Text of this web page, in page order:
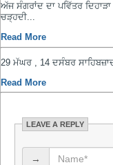
ਅੱਜ ਸੰਗਰਾਂਦ ਦਾ ਪਵਿੱਤਰ
ਚੜ੍ਹਦੀ...
Read More
29 ਮੱਘਰ , 14 ਦਸੰਬਰ
Read More
LEAVE A REPLY
→